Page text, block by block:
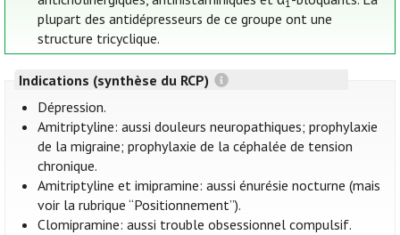
1
plupart des antidépresseurs de ce groupe ont une
structure tricyclique.
Indications (synthèse du RCP)
Dépression.
Amitriptyline: aussi douleurs neuropathiques; prophylaxie
de la migraine; prophylaxie de la céphalée de tension
chronique.
Amitriptyline et imipramine: aussi énurésie nocturne (mais
voir la rubrique “Positionnement”).
Clomipramine: aussi trouble obsessionnel compulsif.